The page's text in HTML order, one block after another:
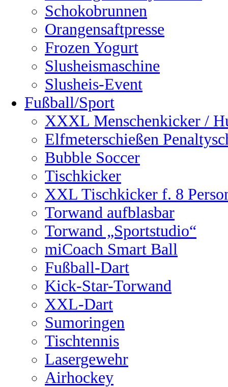
Schokobrunnen
Orangensaftpresse
Frozen Yogurt
Slusheismaschine
Slusheis-Event
Fußball/Sport
XXXL Menschenkicker /
Elfmeterschießen
Bubble Soccer
Tischkicker
XXL Tischkicker f. 8
Torwand aufblasbar
Torwand „Sportstudio“
miCoach Smart Ball
Fußball-Dart
Kick-Star-Torwand
XXL-Dart
Sumoringen
Tischtennis
Lasergewehr
Airhockey